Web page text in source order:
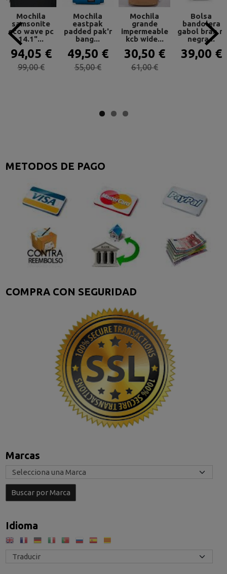
METODOS DE PAGO
COMPRA CON SEGURIDAD
Marcas
Idioma
Mochila
samsonite
eco wave pc
14.1"...
94,05 €
99,00 €
Mochila
eastpak
padded pak'r
bang...
49,50 €
55,00 €
Mochila
grande
impermeable
kcb wide...
30,50 €
61,00 €
Bolsa
bandolera
gabol bran m
negra...
39,00 €